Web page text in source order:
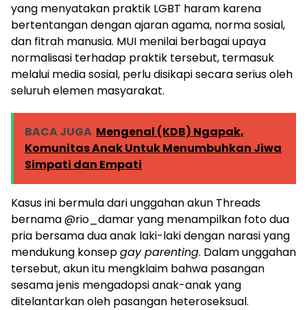
yang menyatakan praktik LGBT haram karena
bertentangan dengan ajaran agama, norma sosial,
dan fitrah manusia. MUI menilai berbagai upaya
normalisasi terhadap praktik tersebut, termasuk
melalui media sosial, perlu disikapi secara serius oleh
seluruh elemen masyarakat.
BACA JUGA Mengenal (KDB) Ngapak,
Komunitas Anak Untuk Menumbuhkan Jiwa
Simpati dan Empati
Kasus ini bermula dari unggahan akun Threads
bernama @rio_damar yang menampilkan foto dua
pria bersama dua anak laki-laki dengan narasi yang
mendukung konsepgay parenting. Dalam unggahan
tersebut, akun itu mengklaim bahwa pasangan
sesama jenis mengadopsi anak-anak yang
ditelantarkan oleh pasangan heteroseksual.